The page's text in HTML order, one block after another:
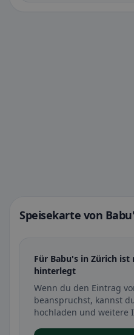
Speisekarte von
Für Babu's in Zürich
hinterlegt
Wenn du den Eintrag
beanspruchst, kannst
hochladen und weitere